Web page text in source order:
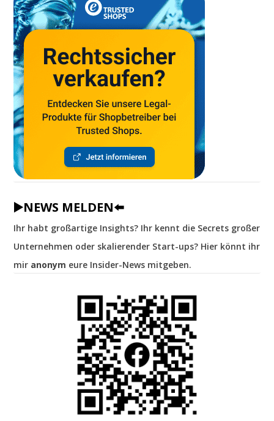
▶️NEWS MELDEN⬅️
Ihr habt großartige Insights? Ihr kennt die Secrets großer
Unternehmen oder skalierender Start-ups? Hier könnt ihr
mir anonym eure Insider-News mitgeben.